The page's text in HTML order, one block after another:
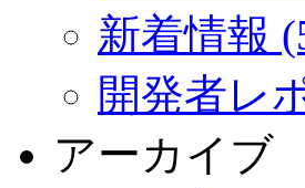
新着情報
開発者レ
アーカイブ